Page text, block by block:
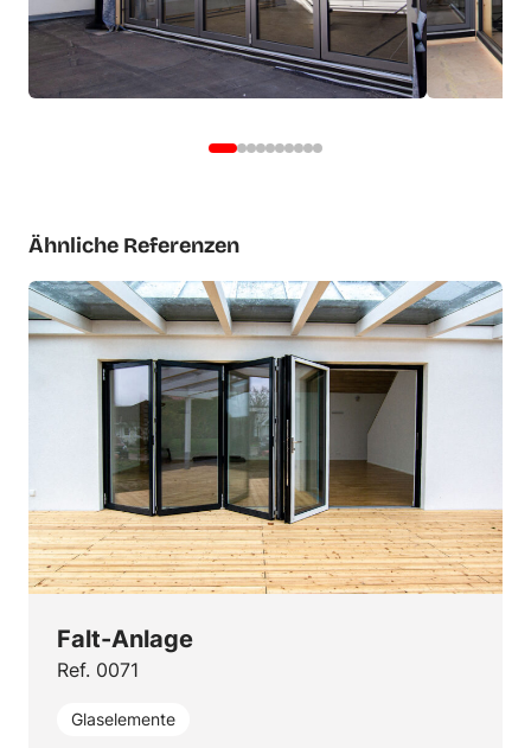
Ähnliche Referenzen
Falt-Anlage
Ref. 0071
Glaselemente